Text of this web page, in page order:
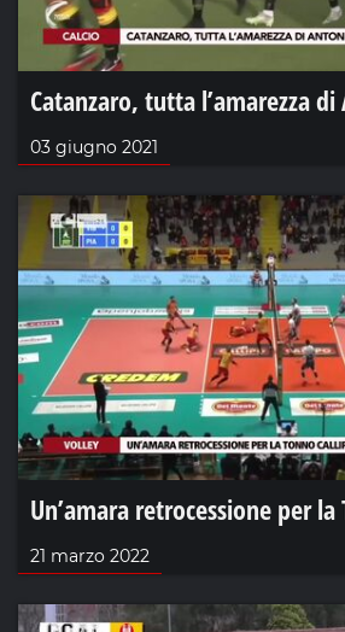
Catanzaro, tutta l’amarezza
03 giugno 2021
Un’amara retrocessione per
21 marzo 2022